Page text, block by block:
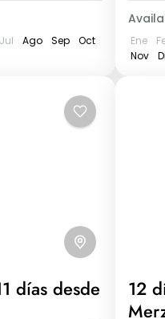
Jul Ago Sep
Oct
Ene
Nov
días desde
12